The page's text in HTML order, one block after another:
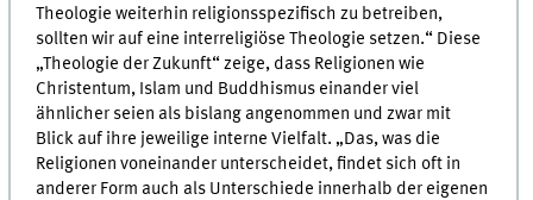
Theologie weiterhin religionsspezifisch zu betreiben,
sollten wir auf eine interreligiöse Theologie setzen.“ Diese
„Theologie der Zukunft“ zeige, dass Religionen wie
Christentum, Islam und Buddhismus einander viel
ähnlicher seien als bislang angenommen und zwar mit
Blick auf ihre jeweilige interne Vielfalt. „Das, was die
Religionen voneinander unterscheidet, findet sich oft in
anderer Form auch als Unterschiede innerhalb der eigenen